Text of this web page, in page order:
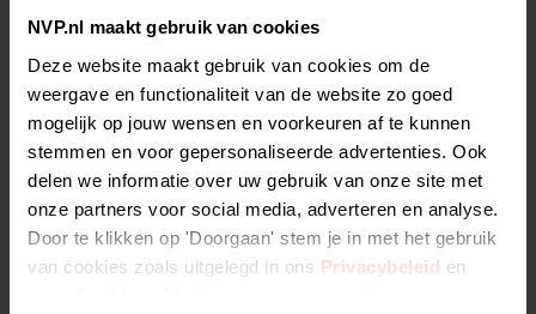
NVP.nl maakt gebruik van cookies
Deze website maakt gebruik van cookies om de
weergave en functionaliteit van de website zo goed
mogelijk op jouw wensen en voorkeuren af te kunnen
stemmen en voor gepersonaliseerde advertenties. Ook
delen we informatie over uw gebruik van onze site met
onze partners voor social media, adverteren en analyse.
Door te klikken op 'Doorgaan' stem je in met het gebruik
van cookies zoals uitgelegd in ons Privacybeleid en
MVL toolkit licenseren
De NVP onderschrijft de toolkit maatschappelijk verantwoord
licentiëren (MVL). Deze toolkit is een initiatief van de Nederlandse
Federatie van Universitair Medische Centra. De (ontwikkeling van
de) toolkit kan worden gezien als een goede vervolgstap in de
vertaalslag van academische kennis naar waardevolle producten
spin-outs kan de toolkit dienen als framework/guidance als het
gaat om standaardisering van licenties. Dit laat onverlet dat men
zich ervan bewust dient te zijn dat iedere deal maatwerk vereist